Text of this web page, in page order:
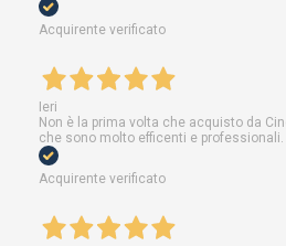
Acquirente verificato
Ieri
Non è la prima volta che acquisto da
che sono molto efficenti e professionali.
Acquirente verificato